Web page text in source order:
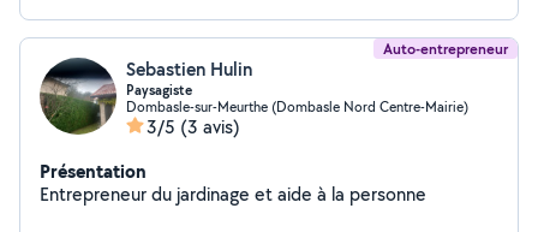
Auto-entrepreneur
Sebastien Hulin
Paysagiste
Dombasle-sur-Meurthe (Dombasle Nord Centre-Mairie)
3/5 (3 avis)
Présentation
Entrepreneur du jardinage et aide à la personne